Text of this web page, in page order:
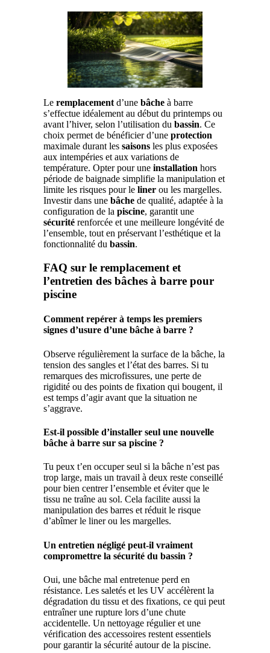
Le remplacementd’une bâche à barre
s’effectue idéalement au début du printemps ou
avant l’hiver, selon l’utilisation du bassin. Ce
choix permet de bénéficier d’une protection
maximale durant les saisons les plus exposées
aux intempéries et aux variations de
température. Opter pour une installation hors
période de baignade simplifie la manipulation et
limite les risques pour le liner ou les margelles.
Investir dans une bâche de qualité, adaptée à la
configuration de la piscine, garantit une
sécurité renforcée et une meilleure longévité de
l’ensemble, tout en préservant l’esthétique et la
fonctionnalité du bassin.
FAQ sur le remplacement et
l’entretien des bâches à barre pour
piscine
Comment repérer à temps les premiers
signes d’usure d’une bâche à barre ?
Observe régulièrement la surface de la bâche, la
tension des sangles et l’état des barres. Si tu
remarques des microfissures, une perte de
rigidité ou des points de fixation qui bougent, il
est temps d’agir avant que la situation ne
s’aggrave.
Est-il possible d’installer seul une nouvelle
bâche à barre sur sa piscine ?
Tu peux t’en occuper seul si la bâche n’est pas
trop large, mais un travail à deux reste conseillé
pour bien centrer l’ensemble et éviter que le
tissu ne traîne au sol. Cela facilite aussi la
manipulation des barres et réduit le risque
d’abîmer le liner ou les margelles.
Un entretien négligé peut-il vraiment
compromettre la sécurité du bassin ?
Oui, une bâche mal entretenue perd en
résistance. Les saletés et les UV accélèrent la
dégradation du tissu et des fixations, ce qui peut
entraîner une rupture lors d’une chute
accidentelle. Un nettoyage régulier et une
vérification des accessoires restent essentiels
pour garantir la sécurité autour de la piscine.